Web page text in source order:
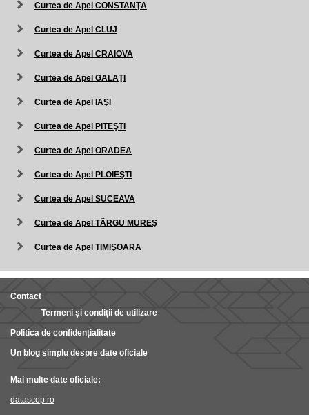
Curtea de Apel CONSTANŢA
Curtea de Apel CLUJ
Curtea de Apel CRAIOVA
Curtea de Apel GALAŢI
Curtea de Apel IAŞI
Curtea de Apel PITEŞTI
Curtea de Apel ORADEA
Curtea de Apel PLOIEŞTI
Curtea de Apel SUCEAVA
Curtea de Apel TÂRGU MUREŞ
Curtea de Apel TIMIŞOARA
Contact
Termeni și condiții de utilizare
Politica de confidențialitate
Un blog simplu despre date oficiale
Mai multe date oficiale:
datascop.ro